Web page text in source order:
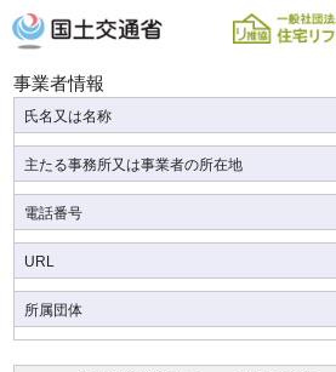
事業者情報
氏名又は名称
主たる事務所又は事業者の所在地
電話番号
URL
所属団体